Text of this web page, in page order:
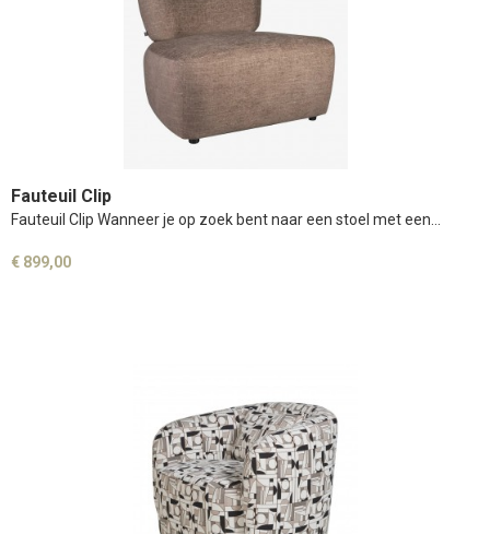
Fauteuil Clip
Fauteuil Clip Wanneer je op zoek bent naar een stoel met een…
€ 899,00